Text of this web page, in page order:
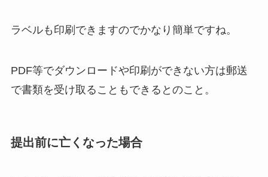
ラベルも印刷できますのでかなり簡単ですね。
PDF等でダウンロードや印刷ができない方は郵送
で書類を受け取ることもできるとのこと。
提出前に亡くなった場合